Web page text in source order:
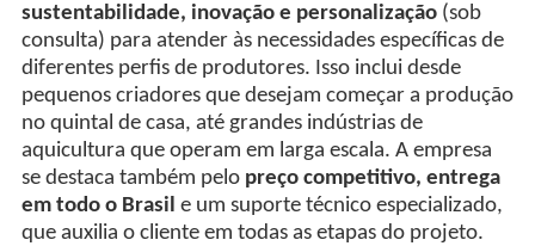
sustentabilidade, inovação e personalização(sob
consulta) para atender às necessidades específicas de
diferentes perfis de produtores. Isso inclui desde
pequenos criadores que desejam começar a produção
no quintal de casa, até grandes indústrias de
aquicultura que operam em larga escala. A empresa
se destaca também pelo preço competitivo, entrega
em todo o Brasil e um suporte técnico especializado,
que auxilia o cliente em todas as etapas do projeto.